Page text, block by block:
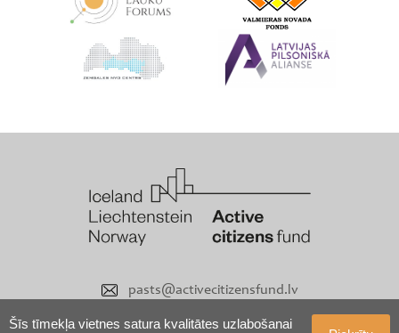
Šīs tīmekļa vietnes satura kvalitātes uzlabošanai
pasts@activecitizensfund.lv